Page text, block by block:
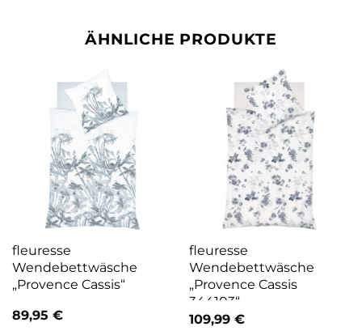
ÄHNLICHE PRODUKTE
fleuresse
Wendebettwäsche
„Provence Cassis“
89,95 €
fleuresse
Wendebettwäsche
„Provence Cassis
344103“
109,99 €